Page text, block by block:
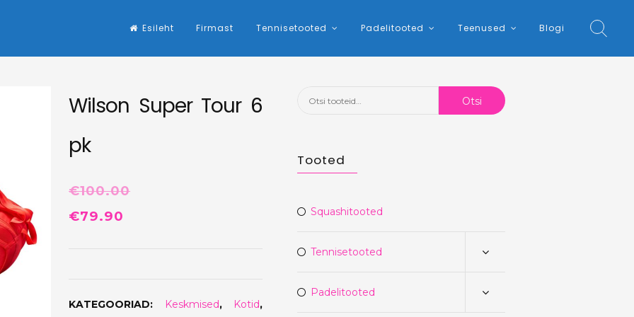
Esileht Firmast Tennisetooted Padelitooted Teenused Blogi
Wilson Super Tour 6
pk
€100.00
Algne
€79.90
KATEGOORIAD: Keskmised, Kotid,
Otsi: Otsi
Tooted
Squashitooted
Tennisetooted
Padelitooted